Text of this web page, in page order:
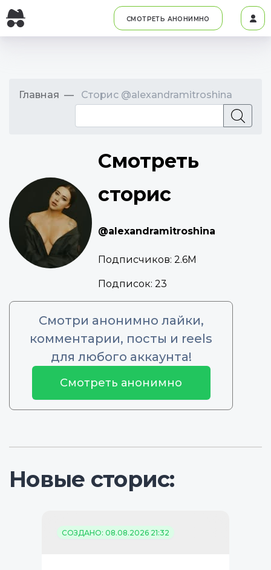
СМОТРЕТЬ АНОНИМНО
Главная Сторис @alexandramitroshina
Смотреть
сторис
@alexandramitroshina
Подписчиков: 2.6M
Подписок: 23
Смотри анонимно лайки,
комментарии, посты и reels
для любого аккаунта!
Смотреть анонимно
Новые сторис:
СОЗДАНО: 08.08.2026 21:32